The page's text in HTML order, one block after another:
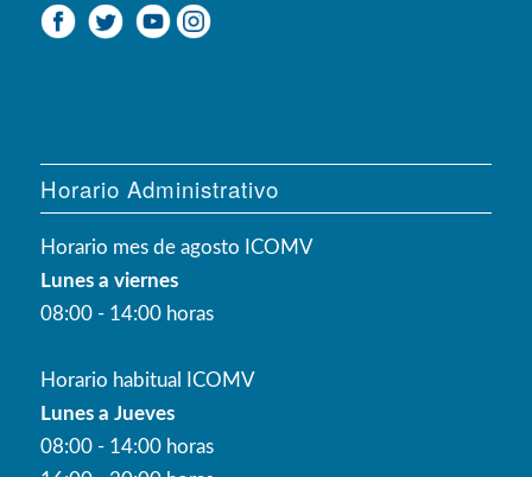
Horario Administrativo
Horario mes de agosto ICOMV
Lunes a viernes
08:00 - 14:00 horas
Horario habitual ICOMV
Lunes a Jueves
08:00 - 14:00 horas